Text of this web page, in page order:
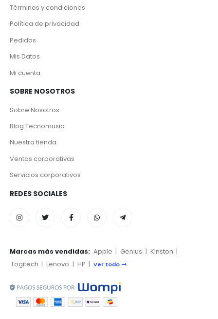
Términos y condiciones
Política de privacidad
Pedidos
Mis Datos
Mi cuenta
SOBRE NOSOTROS
Sobre Nosotros
Blog Tecnomusic
Nuestra tienda
Ventas corporativas
Servicios corporativos
REDES SOCIALES
Marcas más vendidas: Apple | Genius | Kinston |
Logitech | Lenovo | HP | Ver todo